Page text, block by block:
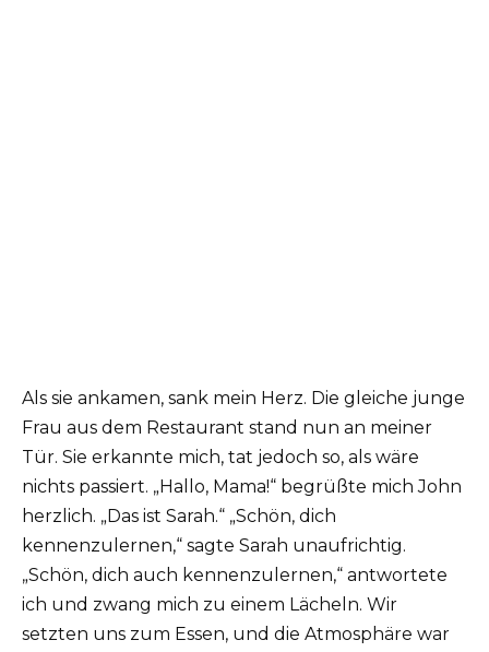
Als sie ankamen, sank mein Herz. Die gleiche junge
Frau aus dem Restaurant stand nun an meiner
Tür. Sie erkannte mich, tat jedoch so, als wäre
nichts passiert. „Hallo, Mama!“ begrüßte mich John
herzlich. „Das ist Sarah.“ „Schön, dich
kennenzulernen,“ sagte Sarah unaufrichtig.
„Schön, dich auch kennenzulernen,“ antwortete
ich und zwang mich zu einem Lächeln. Wir
setzten uns zum Essen, und die Atmosphäre war